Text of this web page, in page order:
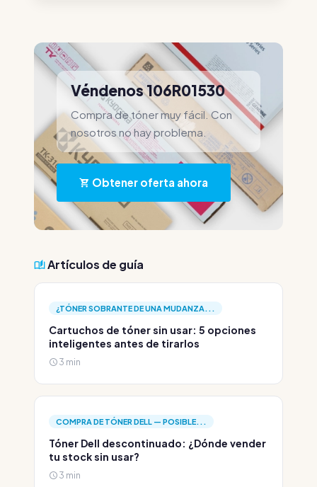
Véndenos 106R01530
Compra de tóner muy fácil. Con
nosotros no hay problema.
Obtener oferta ahora
Artículos de guía
¿TÓNER SOBRANTE DE UNA MUDANZA...
Cartuchos de tóner sin usar: 5 opciones
inteligentes antes de tirarlos
3 min
COMPRA DE TÓNER DELL — POSIBLE...
Tóner Dell descontinuado: ¿Dónde vender
tu stock sin usar?
3 min